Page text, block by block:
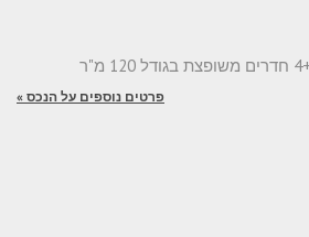
פרטים נוספים על הנכס »